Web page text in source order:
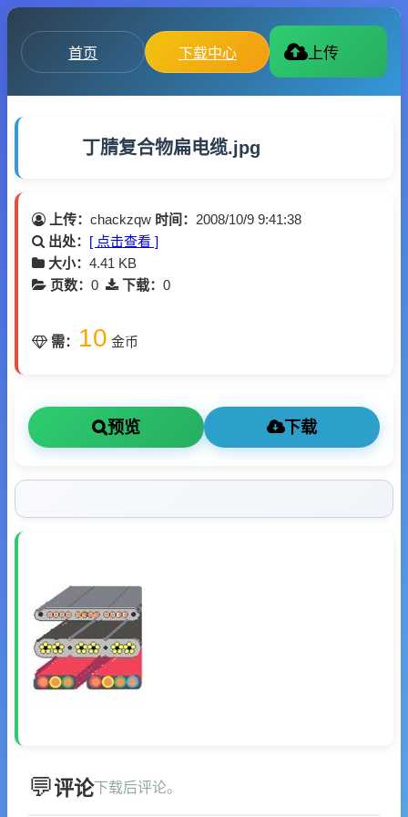
首页 下载中心 上传
丁腈复合物扁电缆.jpg
上传： chackzqw 时间： 2008/10/9 9:41:38
出处： [ 点击查看 ]
大小： 4.41 KB
页数： 0 下载： 0
需： 10 金币
预览 下载
评论下载后评论。